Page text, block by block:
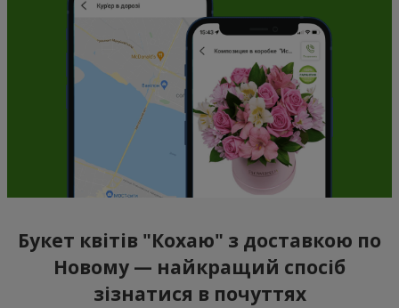
Букет квітів "Кохаю" з доставкою по
Новому — найкращий спосіб
зізнатися в почуттях